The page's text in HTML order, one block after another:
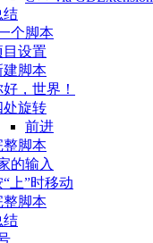
结
个脚本
目设置
建脚本
好，世界！
处旋转
前进
整脚本
的输入
“上”时移动
整脚本
结